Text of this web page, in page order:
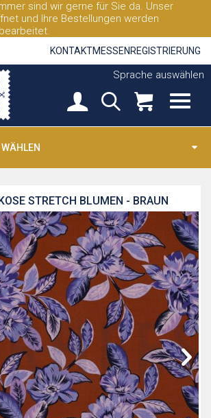
sind wir gerne für Sie da. Unser
und Ihre Bestellungen werden
KONTAKTMESSEN REGISTRIERUNG
Sprache auswählen
STRETCH BLUMEN - BRAUN